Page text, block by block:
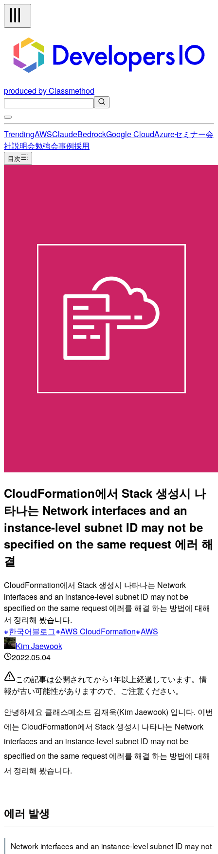
produced by Classmethod
TrendingAWSClaudeBedrockGoogle CloudAzureセミナー会
社説明会勉強会事例採用
目次
CloudFormation에서 Stack 생성시 나
타나는 Network interfaces and an
instance-level subnet ID may not be
specified on the same request 에러 해
결
CloudFormation에서 Stack 생성시 나타나는 Network
interfaces and an instance-level subnet ID may not be
specified on the same request 에러를 해결 하는 방법에 대해
서 정리해 봤습니다.
한국어블로그 AWS CloudFormation AWS
Kim Jaewook
2022.05.04
この記事は公開されてから1年以上経過しています。情
報が古い可能性がありますので、ご注意ください。
안녕하세요 클래스메소드 김재욱(Kim Jaewook) 입니다. 이번
에는 CloudFormation에서 Stack 생성시 나타나는 Network
interfaces and an instance-level subnet ID may not be
specified on the same request 에러를 해결 하는 방법에 대해
서 정리해 봤습니다.
에러 발생
Network interfaces and an instance-level subnet ID may not